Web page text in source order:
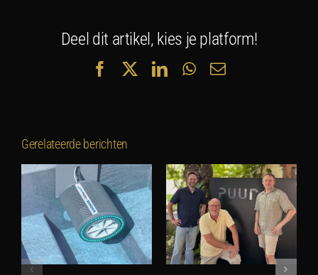
Deel dit artikel, kies je platform!
FacebookLinkedInWhatsApp
E-
Gerelateerde berichten